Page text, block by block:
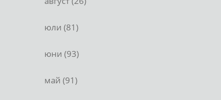
юли (81)
юни (93)
май (91)